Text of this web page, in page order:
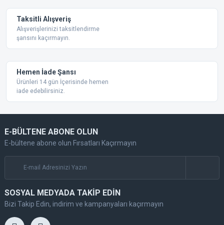
Taksitli Alışveriş
Alışverişlerinizi taksitlendirme
şansını kaçırmayın.
Hemen İade Şansı
Ürünleri 14 gün İçerisinde hemen
iade edebilirsiniz.
E-BÜLTENE ABONE OLUN
E-bültene abone olun Fırsatları Kaçırmayın
SOSYAL MEDYADA TAKİP EDİN
Bizi Takip Edin, indirim ve kampanyaları kaçırmayın